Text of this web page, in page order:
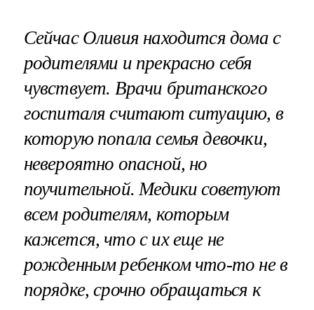
Сейчас Оливия находится дома с
родителями и прекрасно себя
чувствует. Врачи британского
госпиталя считают ситуацию, в
которую попала семья девочки,
невероятно опасной, но
поучительной. Медики советуют
всем родителям, которым
кажется, что с их еще не
рожденным ребенком что-то не в
порядке, срочно обращаться к